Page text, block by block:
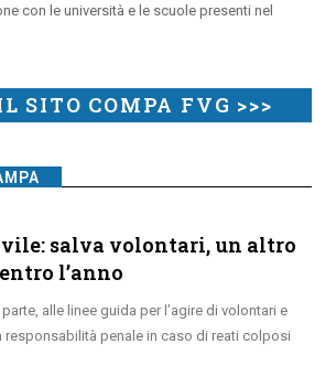
con le università e le scuole presenti nel
SITO COMPA FVG >>>
salva volontari, un altro
l’anno
alle linee guida per l’agire di volontari e
responsabilità penale in caso di reati colposi